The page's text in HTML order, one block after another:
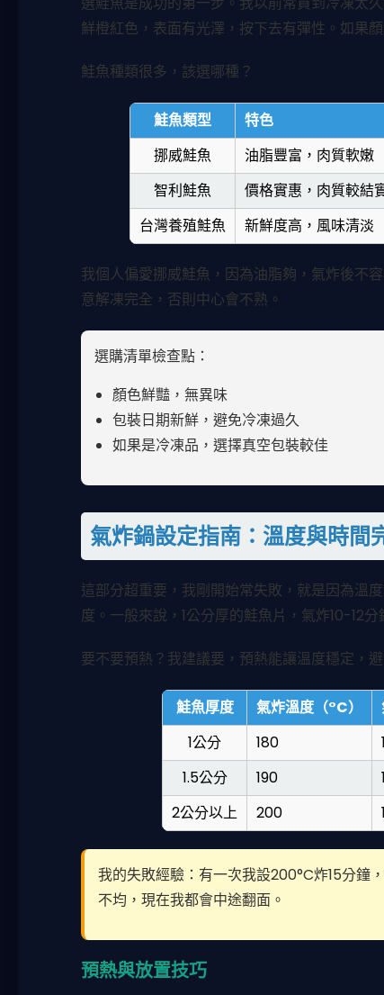
鮮橙紅色，表面有光澤，按下去有彈性。如果
鮭魚種類很多，該選哪種？
鮭魚類型 特色
挪威鮭魚
油脂豐富，肉質軟嫩
智利鮭魚
價格實惠，肉質較結
台灣養殖鮭魚
新鮮度高，風味清淡
我個人偏愛挪威鮭魚，因為油脂夠，氣炸後不
意解凍完全，否則中心會不熟。
選購清單檢查點：
顏色鮮豔，無異味
包裝日期新鮮，避免冷凍過久
如果是冷凍品，選擇真空包裝較佳
氣炸鍋設定指南：溫度與時間
這部分超重要，我剛開始常失敗，就是因為溫
度。一般來說，1公分厚的鮭魚片，氣炸10-12
要不要預熱？我建議要，預熱能讓溫度穩定，
鮭魚厚度 氣炸溫度（°C）
1公分
180
1.5公分
190
2公分以上
200
我的失敗經驗：有一次我設200°C炸15分鐘
不均，現在我都會中途翻面。
預熱與放置技巧